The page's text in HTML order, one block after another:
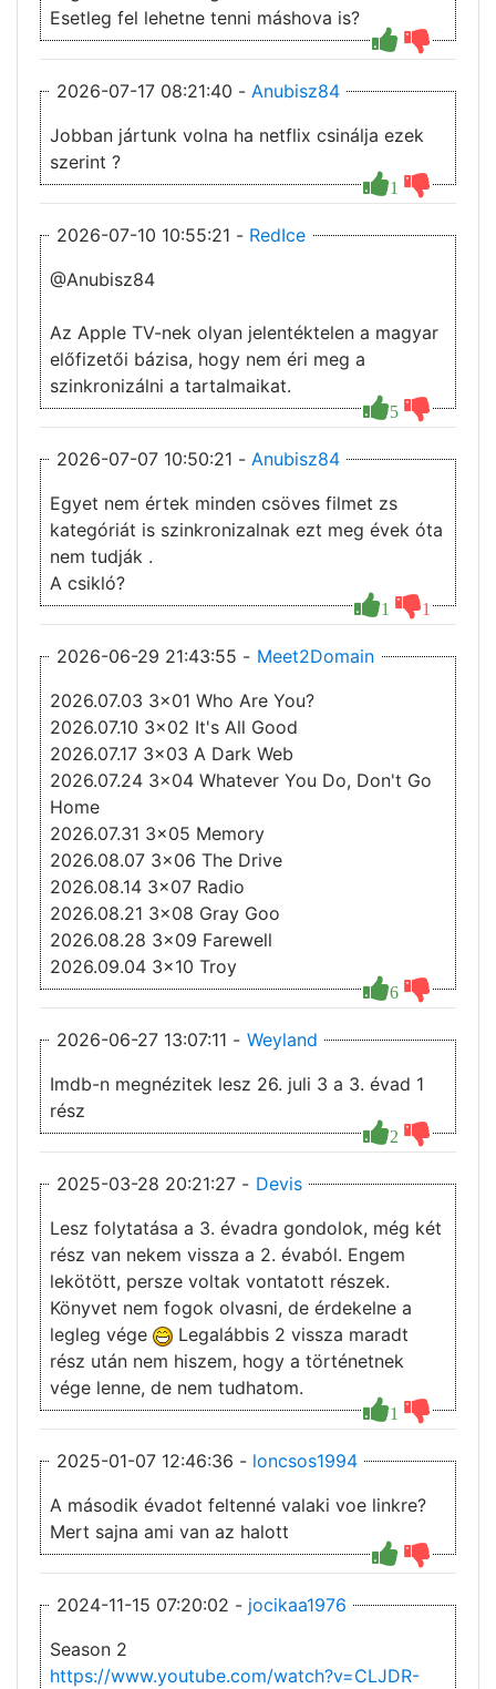
Esetleg fel lehetne tenni máshova is?
2026-07-17 08:21:40 - Anubisz84
1
Jobban jártunk volna ha netflix csinálja ezek
szerint ?
2026-07-10 10:55:21 - RedIce
5
@Anubisz84
Az Apple TV-nek olyan jelentéktelen a magyar
előfizetői bázisa, hogy nem éri meg a
szinkronizálni a tartalmaikat.
2026-07-07 10:50:21 - Anubisz84
1 1
Egyet nem értek minden csöves filmet zs
kategóriát is szinkronizalnak ezt meg évek óta
nem tudják .
A csikló?
2026-06-29 21:43:55 - Meet2Domain
6
2026.07.03 3x01 Who Are You?
2026.07.10 3x02 It's All Good
2026.07.17 3x03 A Dark Web
2026.07.24 3x04 Whatever You Do, Don't Go
Home
2026.07.31 3x05 Memory
2026.08.07 3x06 The Drive
2026.08.14 3x07 Radio
2026.08.21 3x08 Gray Goo
2026.08.28 3x09 Farewell
2026.09.04 3x10 Troy
2026-06-27 13:07:11 - Weyland
2
Imdb-n megnézitek lesz 26. juli 3 a 3. évad 1
rész
2025-03-28 20:21:27 - Devis
1
Lesz folytatása a 3. évadra gondolok, még két
rész van nekem vissza a 2. évaból. Engem
lekötött, persze voltak vontatott részek.
Könyvet nem fogok olvasni, de érdekelne a
legleg vége
Legalábbis 2 vissza maradt
rész után nem hiszem, hogy a történetnek
vége lenne, de nem tudhatom.
2025-01-07 12:46:36 - loncsos1994
A második évadot feltenné valaki voe linkre?
Mert sajna ami van az halott
2024-11-15 07:20:02 - jocikaa1976
Season 2
https://www.youtube.com/watch?v=CLJDR-